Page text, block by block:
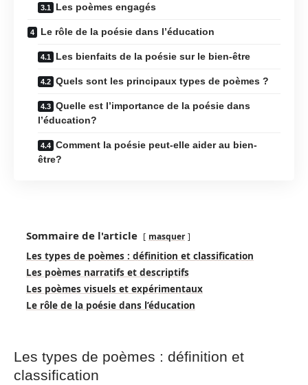
Les poèmes engagés
Le rôle de la poésie dans l’éducation
Les bienfaits de la poésie sur le bien-être
Quels sont les principaux types de poèmes ?
Quelle est l’importance de la poésie dans
l’éducation?
Comment la poésie peut-elle aider au bien-
être?
Sommaire de l'article masquer
Les types de poèmes : définition et classification
Les poèmes narratifs et descriptifs
Les poèmes visuels et expérimentaux
Le rôle de la poésie dans l’éducation
Les types de poèmes : définition et
classification